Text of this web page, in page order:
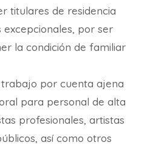
titulares de residencia
excepcionales, por ser
la condición de familiar
por cuenta ajena
para personal de alta
profesionales, artistas
así como otros